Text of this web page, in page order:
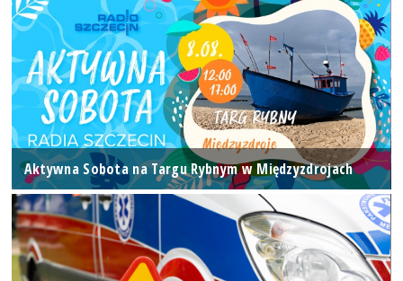
Aktywna Sobota na Targu Rybnym w Międzyzdrojach